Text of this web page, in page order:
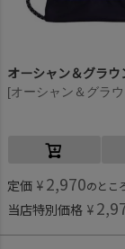
オーシャン＆グラ
定価 ¥ 2,970のとこ
当店特別価格 ¥